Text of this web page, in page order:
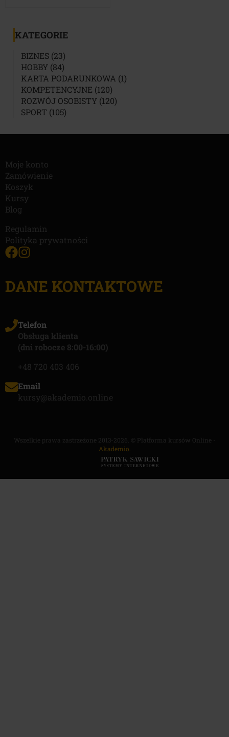
KATEGORIE
BIZNES 2323
PRODUKTY
HOBBY 8484
PRODUKTY
KARTA PODARUNKOWA 11
KOMPETENCYJNE 120120
PRODUKTÓW
ROZWÓJ OSOBISTY 120120
SPORT 105105
Moje konto
Zamówienie
Koszyk
Kursy
Blog
Regulamin
Polityka prywatności
DANE KONTAKTOWE
Telefon
Obsługa klienta
(dni robocze 8:00-16:00)
+48 720 403 406
Email
kursy@akademio.online
Wszelkie prawa zastrzeżone 2013-2026. © Platforma kursów Online -
Akademio.